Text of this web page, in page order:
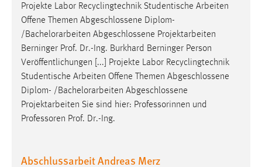
Projekte Labor Recyclingtechnik Studentische Arbeiten
Offene Themen Abgeschlossene Diplom-
/ Bachelorarbeiten Abgeschlossene Projektarbeiten
Berninger Prof. Dr.-Ing. Burkhard Berninger Person
Veröffentlichungen [...] Projekte Labor Recyclingtechnik
Studentische Arbeiten Offene Themen Abgeschlossene
Diplom- / Bachelorarbeiten Abgeschlossene
Projektarbeiten Sie sind hier: Professorinnen und
Professoren Prof. Dr.-Ing.
Abschlussarbeit Andreas Merz
EXTERNE MEDIEN
Um Inhalte von Videoplattformen und Social Media
Plattformen anzeigen zu können, werden von diesen
externen Medien Cookies gesetzt.
YouTube
Vimeo